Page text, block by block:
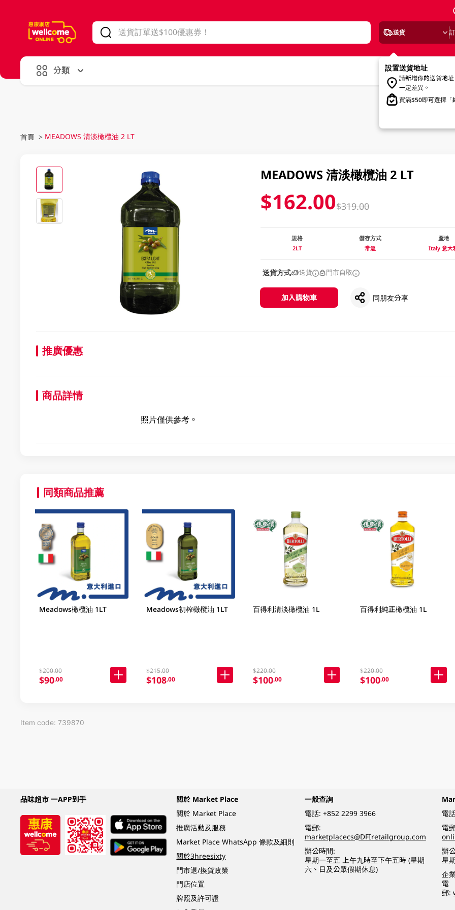
alid Until 30 June 2026
送貨
設置送貨地址
請新增你的送貨地
一定差異。
買滿$50即可選擇「
分類
首頁 > MEADOWS 清淡橄欖油 2 LT
MEADOWS 清淡橄欖油 2 LT
$162.00$319.00
規格
2LT
儲存方式
常溫
產地
Italy 意大
送貨方式 送貨 門市自取
加入購物車 同朋友分享
推廣優惠
商品詳情
照片僅供參考。
同類商品推薦
Meadows橄欖油 1LT
$200.00
$90.00
Meadows初榨橄欖油 1LT
$215.00
$108.00
百得利清淡橄欖油 1L
$220.00
$100.00
百得利純正橄欖油 1L
$220.00
$100.00
Item code: 739870
品味超市 一APP到手
關於 Market Place
關於 Market Place
推廣活動及服務
Market Place WhatsApp 條款及細則
關於3hreesixty
門市退/換貨政策
門店位置
牌照及許可證
一般查詢
電話: +852 2299 3966
電郵:
marketplacecs@DFIretailgroup.com
辦公時間:
星期一至五 上午九時至下午五時 (星期
六、日及公眾假期休息)
電
電
辦
星
企
電
郵: